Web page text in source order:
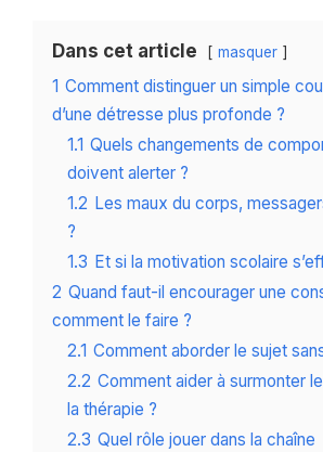
Dans cet article masquer
1 Comment distinguer un simple
d’une détresse plus profonde ?
1.1 Quels changements de
doivent alerter ?
1.2 Les maux du corps,
?
1.3 Et si la motivation scolaire
2 Quand faut-il encourager une
comment le faire ?
2.1 Comment aborder le sujet
2.2 Comment aider à surmonter
la thérapie ?
2.3 Quel rôle jouer dans la chaîne